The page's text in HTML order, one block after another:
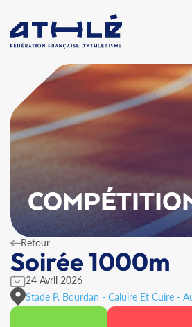
Retour
Soirée 1000m
24 Avril 2026
Stade P. Bourdan - Caluire Et Cuire -